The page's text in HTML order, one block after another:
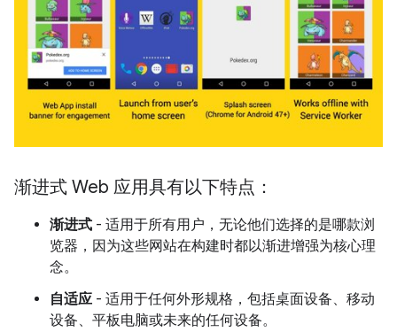
渐进式 Web 应用具有以下特点：
渐进式 - 适用于所有用户，无论他们选择的是哪款浏
览器，因为这些网站在构建时都以渐进增强为核心理
念。
自适应 - 适用于任何外形规格，包括桌面设备、移动
设备、平板电脑或未来的任何设备。